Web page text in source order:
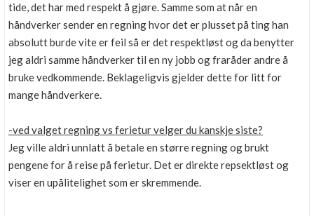
tide, det har med respekt å gjøre. Samme som at når en
håndverker sender en regning hvor det er plusset på ting han
absolutt burde vite er feil så er det respektløst og da benytter
jeg aldri samme håndverker til en ny jobb og fraråder andre å
bruke vedkommende. Beklageligvis gjelder dette for litt for
mange håndverkere.
-ved valget regning vs ferietur velger du kanskje siste?
Jeg ville aldri unnlatt å betale en større regning og brukt
pengene for å reise på ferietur. Det er direkte repsektløst og
viser en upålitelighet som er skremmende.